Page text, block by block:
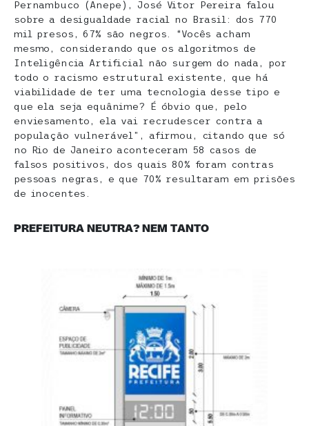
Pernambuco (Anepe), José Vitor Pereira falou
sobre a desigualdade racial no Brasil: dos 770
mil presos, 67% são negros. “Vocês acham
mesmo, considerando que os algoritmos de
Inteligência Artificial não surgem do nada, por
todo o racismo estrutural existente, que há
viabilidade de ter uma tecnologia desse tipo e
que ela seja equânime? É óbvio que, pelo
enviesamento, ela vai recrudescer contra a
população vulnerável”, afirmou, citando que só
no Rio de Janeiro aconteceram 58 casos de
falsos positivos, dos quais 80% foram contras
pessoas negras, e que 70% resultaram em prisões
de inocentes.
PREFEITURA NEUTRA? NEM TANTO